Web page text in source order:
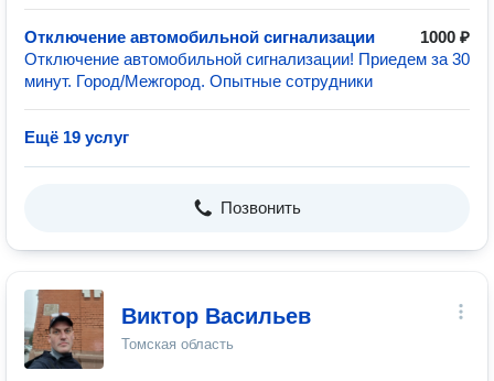
Отключение автомобильной сигнализации
1000 ₽
Отключение автомобильной сигнализации! Приедем за 30
минут. Город/Межгород. Опытные сотрудники
Ещё 19 услуг
Позвонить
Виктор Васильев
Томская область